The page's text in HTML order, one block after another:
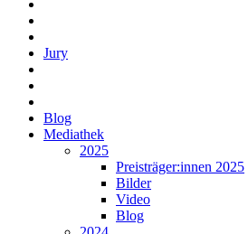
Jury
Blog
Mediathek
2025
Preisträger:innen 2025
Bilder
Video
Blog